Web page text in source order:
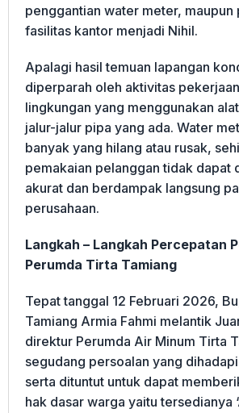
penggantian water meter, maupun
fasilitas kantor menjadi Nihil.
Apalagi hasil temuan lapangan
diperparah oleh aktivitas
lingkungan yang menggunakan
jalur-jalur pipa yang ada. Water
banyak yang hilang atau rusak,
pemakaian pelanggan tidak dapat
akurat dan berdampak langsung
perusahaan.
Langkah – Langkah Percepatan
Perumda Tirta Tamiang
Tepat tanggal 12 Februari 2026,
Tamiang Armia Fahmi melantik
direktur Perumda Air Minum Tirta
segudang persoalan yang
serta dituntut untuk dapat
hak dasar warga yaitu tersedianya